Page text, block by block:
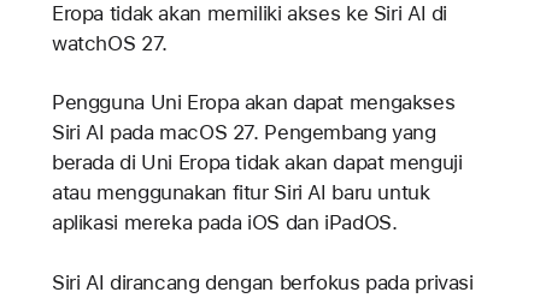
Eropa tidak akan memiliki akses ke Siri AI di
watchOS 27.
Pengguna Uni Eropa akan dapat mengakses
Siri AI pada macOS 27. Pengembang yang
berada di Uni Eropa tidak akan dapat menguji
atau menggunakan fitur Siri AI baru untuk
aplikasi mereka pada iOS dan iPadOS.
Siri AI dirancang dengan berfokus pada privasi